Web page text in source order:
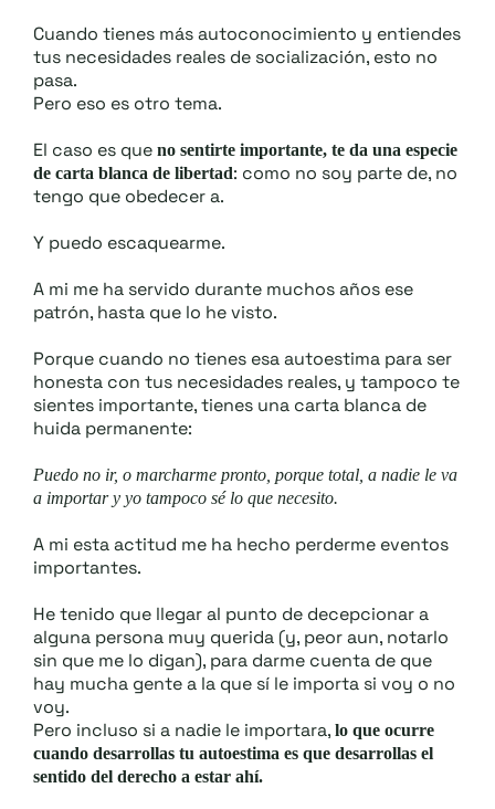
Cuando tienes más autoconocimiento y entiendes
tus necesidades reales de socialización, esto no
pasa.
Pero eso es otro tema.
El caso es que no sentirte importante, te da una especie
de carta blanca de libertad: como no soy parte de, no
tengo que obedecer a.
Y puedo escaquearme.
A mi me ha servido durante muchos años ese
patrón, hasta que lo he visto.
Porque cuando no tienes esa autoestima para ser
honesta con tus necesidades reales, y tampoco te
sientes importante, tienes una carta blanca de
huida permanente:
Puedo no ir, o marcharme pronto, porque total, a nadie le va
a importar y yo tampoco sé lo que necesito.
A mi esta actitud me ha hecho perderme eventos
importantes.
He tenido que llegar al punto de decepcionar a
alguna persona muy querida (y, peor aun, notarlo
sin que me lo digan), para darme cuenta de que
hay mucha gente a la que sí le importa si voy o no
voy.
Pero incluso si a nadie le importara, lo que ocurre
cuando desarrollas tu autoestima es que desarrollas el
sentido del derecho a estar ahí.